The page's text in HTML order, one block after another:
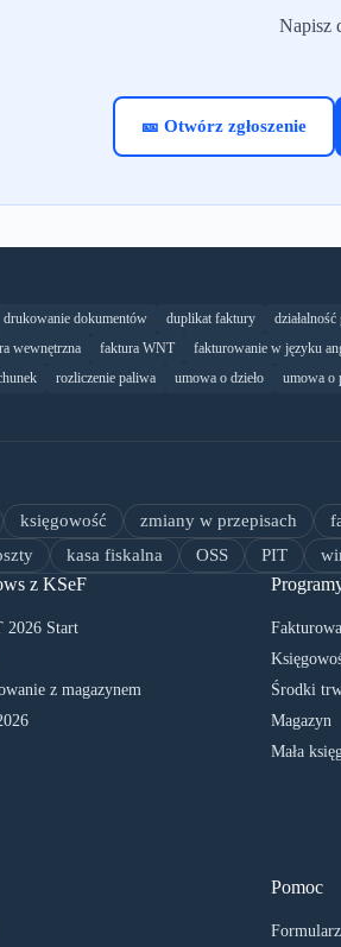
Napisz
🎫 Otwórz zgłoszenie
drukowanie dokumentów duplikat faktury
wewnętrzna faktura WNT fakturowanie w języku
rozliczenie paliwa umowa o dzieło umowa o
księgowość zmiany w przepisach
kasa fiskalna OSS PIT
z KSeF
2026 Start
z magazynem
Środki
Magazyn
Mała
Pomoc
Formularz